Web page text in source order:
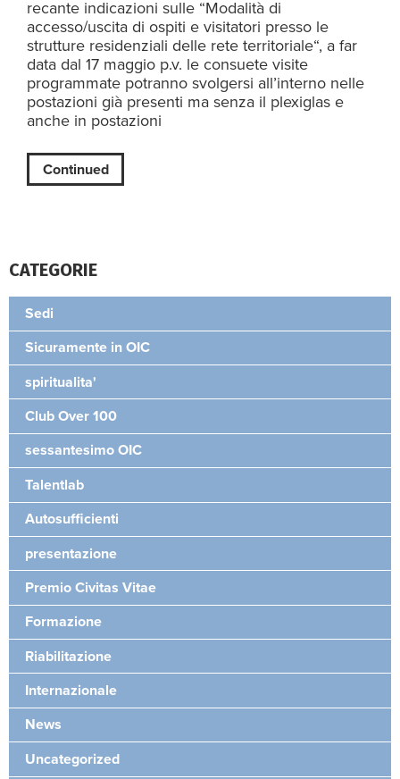
recante indicazioni sulle “Modalità di
accesso/uscita di ospiti e visitatori presso le
strutture residenziali delle rete territoriale“, a far
data dal 17 maggio p.v. le consuete visite
programmate potranno svolgersi all’interno nelle
postazioni già presenti ma senza il plexiglas e
anche in postazioni
Continued
CATEGORIE
Sedi
Sicuramente in OIC
spiritualita'
Club Over 100
sessantesimo OIC
Talentlab
Autosufficienti
presentazione
Premio Civitas Vitae
Formazione
Riabilitazione
Internazionale
News
Uncategorized